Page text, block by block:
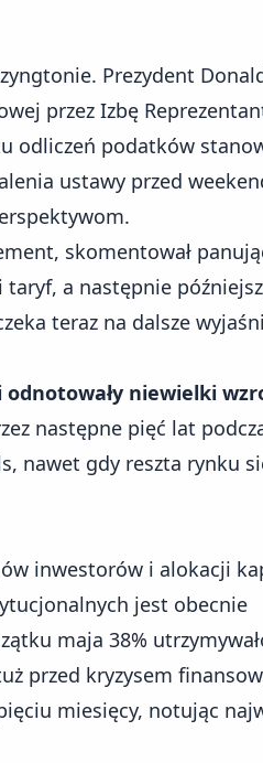
Prezydent
przez Izbę
odliczeń podatków
ustawy przed
skomentował
taryf, a następnie
teraz na dalsze
odnotowały niewielki
następne pięć lat
nawet gdy reszta rynku
inwestorów i alokacji
jest obecnie
maja 38%
przed kryzysem
miesięcy, notując